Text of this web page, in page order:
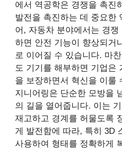
에서 역공학은 경쟁을 촉진
발전을 촉진하는 데 중요한
어, 자동차 분야에서는 경쟁
하면 안전 기능이 향상되거
로 이어질 수 있습니다. 마
도 기기를 해부하면 기업은
을 보장하면서 혁신을 이룰
지니어링은 단순한 모방을
의 길을 열어줍니다. 이는
재고하고 경계를 허물도록
게 발전함에 따라, 특히 3D
사용하여 형태를 정확하게